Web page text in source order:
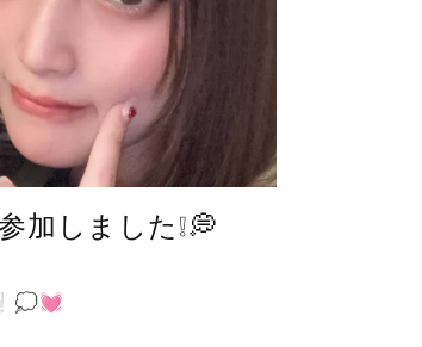
加しました❕💭